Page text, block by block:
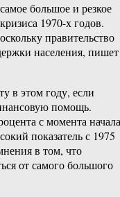
большое и резкое
1970-х годов.
правительство
населения, пишет
в этом году, если
помощь.
с момента начала
показатель с 1975
в том, что
от самого большого